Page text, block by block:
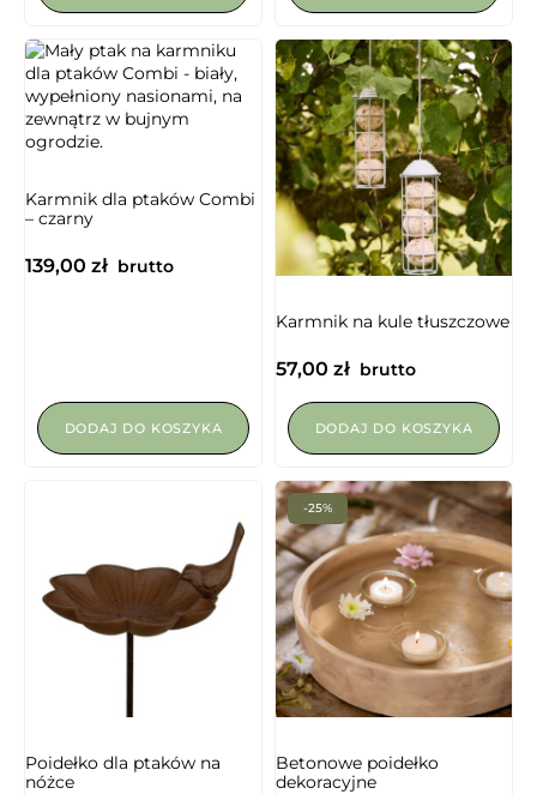
Karmnik dla ptaków Combi
– czarny
139,00 zł brutto
DODAJ DO KOSZYKA
Karmnik na kule tłuszczowe
57,00 zł brutto
DODAJ DO KOSZYKA
Poidełko dla ptaków na
nóżce
-25%
Betonowe poidełko
dekoracyjne